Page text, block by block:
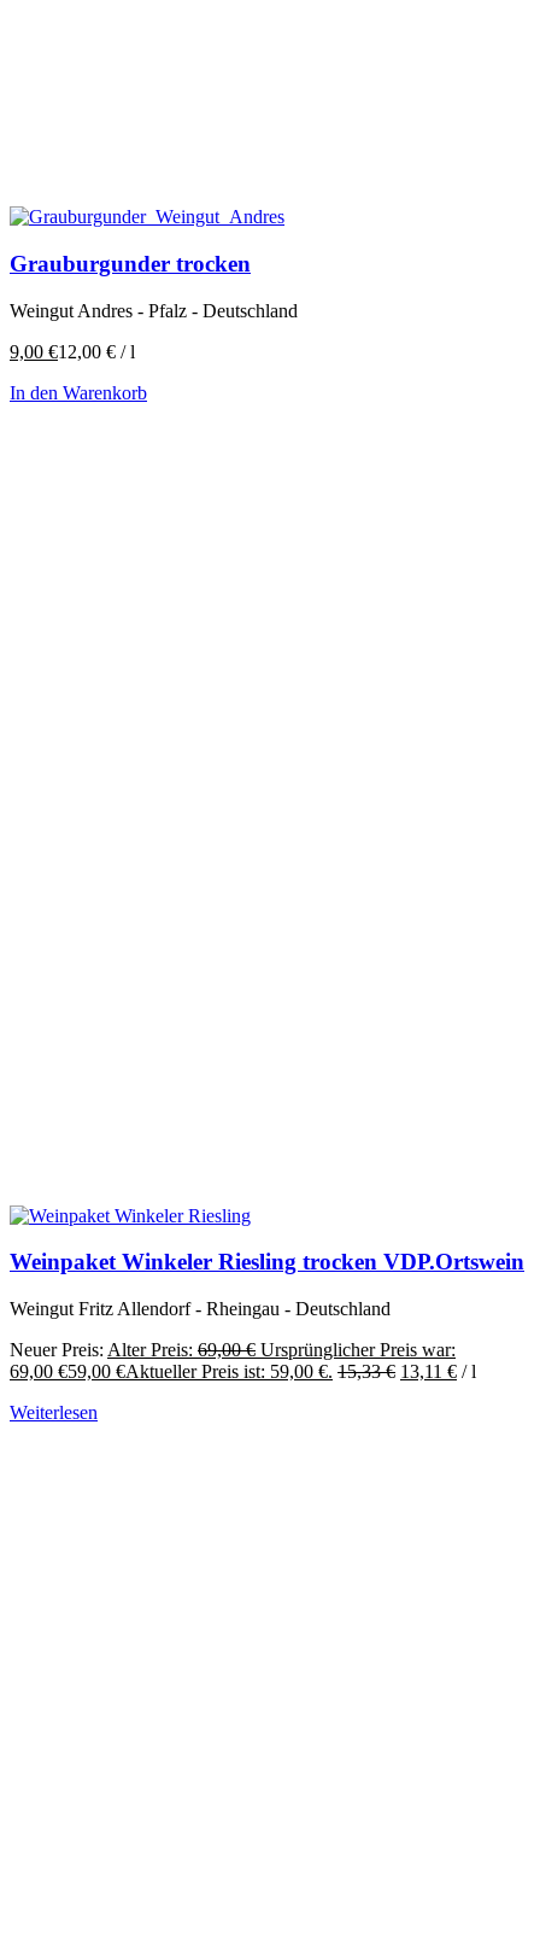
Grauburgunder trocken
Weingut Andres - Pfalz - Deutschland
9,00 €12,00 € /l
In den Warenkorb
Weinpaket Winkeler Riesling trocken VDP.Ortswein
Weingut Fritz Allendorf - Rheingau - Deutschland
Neuer Preis: Alter Preis: 69,00€ Ursprünglicher Preis war:
69,00 €59,00 €Aktueller Preis ist: 59,00 €. 15,33€ 13,11 € /l
Weiterlesen